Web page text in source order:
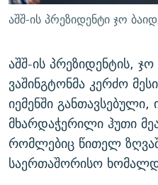
ᲐᲛᲔᲠᲘᲙᲣᲚᲘ ᲛᲝᲗᲮᲠᲝᲑᲐ
ᲑᲐᲕᲨᲕᲔᲑᲘ ᲞᲠᲝᲡᲢᲘᲢᲣᲪᲘᲐᲨᲘ -
ᲐᲒᲕᲘᲡᲢᲝᲡ ᲝᲛᲘ
ПРИВЕТ ᲙᲣᲚᲢᲣᲠᲐ
რთე/რთ-ის ყველა
აშშ-ის პრეზიდენტი ჯო
აშშ-ის პრეზიდენტის,
ვაშინგტონმა კერძო
იემენში განთავსებული,
მხარდაჭერილი ჰუთი
რომლებიც წითელ
საერთაშორისო